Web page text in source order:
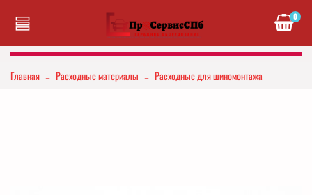
0
Главная Расходные материалы Расходные для шиномонтажа